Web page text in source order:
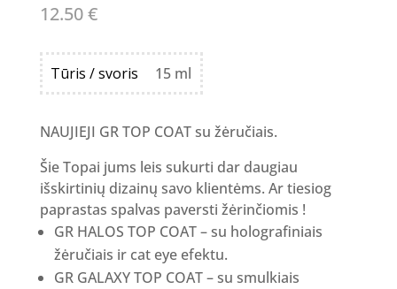
12.50€
Tūris / svoris 15 ml
NAUJIEJI GR TOP COAT su žėručiais.
Šie Topai jums leis sukurti dar daugiau
išskirtinių dizainų savo klientėms. Ar tiesiog
paprastas spalvas paversti žėrinčiomis !
GR HALOS TOP COAT – su holografiniais
žėručiais ir cat eye efektu.
GR GALAXY TOP COAT – su smulkiais